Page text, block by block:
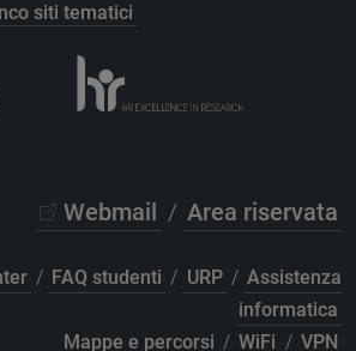
siti tematici
Webmail / Area riservata
/ FAQ studenti / URP / Assistenza
informatica
Mappe e percorsi / WiFi / VPN